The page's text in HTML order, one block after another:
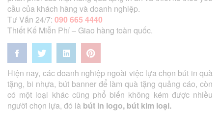
cầu của khách hàng và doanh nghiệp.
Tư Vấn 24/7: 090 665 4440
Thiết Kế Miễn Phí – Giao hàng toàn quốc.
Hiện nay, các doanh nghiệp ngoài việc lựa chọn bút in quà
tặng, bi nhựa, bút banner để làm quà tặng quảng cáo, còn
có một loại khác cũng phổ biến không kém được nhiều
người chọn lựa, đó là bút in logo, bút kim loại.